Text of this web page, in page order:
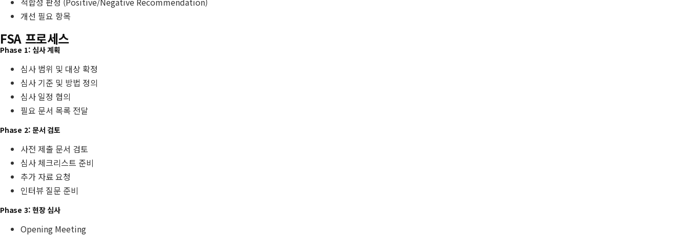
개선 필요 항목
FSA 프로세스
Phase 1: 심사 계획
심사 범위 및 대상 확정
심사 기준 및 방법 정의
심사 일정 협의
필요 문서 목록 전달
Phase 2: 문서 검토
사전 제출 문서 검토
심사 체크리스트 준비
추가 자료 요청
인터뷰 질문 준비
Phase 3: 현장 심사
Opening Meeting